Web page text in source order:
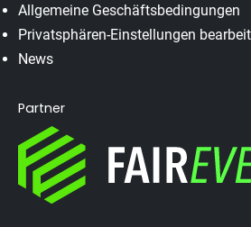
Allgemeine Geschäftsbedingungen
Privatsphären-Einstellungen
News
Partner